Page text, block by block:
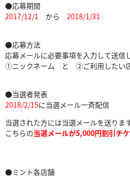
●応募期間
2017/12/1 から 2018/1/31
●応募方法
応募メールに必要事項を入力して送信
①ニックネーム と ②ご利用したい
●当選者発表
2018/2/15に当選メール一斉配信
当選された方には当選メールを送ります
こちらの当選メールが5,000円割引チ
●ミント各店舗